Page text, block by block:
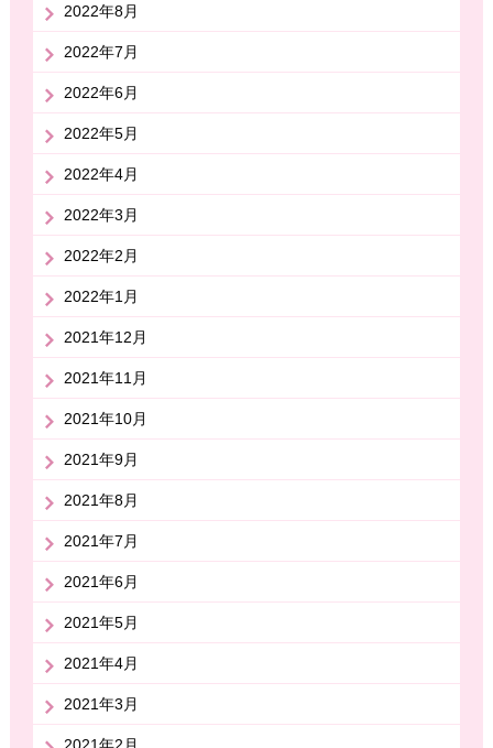
2022年8月
2022年7月
2022年6月
2022年5月
2022年4月
2022年3月
2022年2月
2022年1月
2021年12月
2021年11月
2021年10月
2021年9月
2021年8月
2021年7月
2021年6月
2021年5月
2021年4月
2021年3月